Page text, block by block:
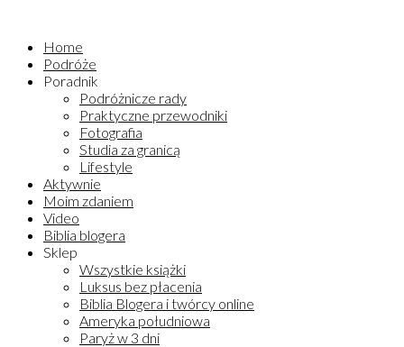
Home
Podróże
Poradnik
Podróżnicze rady
Praktyczne przewodniki
Fotografia
Studia za granicą
Lifestyle
Aktywnie
Moim zdaniem
Video
Biblia blogera
Sklep
Wszystkie książki
Luksus bez płacenia
Biblia Blogera i twórcy online
Ameryka południowa
Paryż w 3 dni